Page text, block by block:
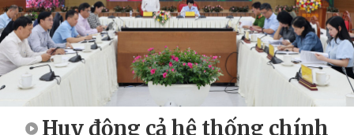
Huy động cả hệ thống chính